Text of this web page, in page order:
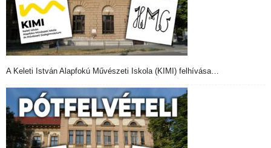
A Keleti István Alapfokú Művészeti Iskola (KIMI) felhívása…